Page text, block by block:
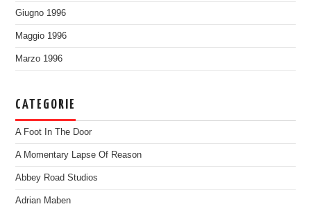
Giugno 1996
Maggio 1996
Marzo 1996
CATEGORIE
A Foot In The Door
A Momentary Lapse Of Reason
Abbey Road Studios
Adrian Maben